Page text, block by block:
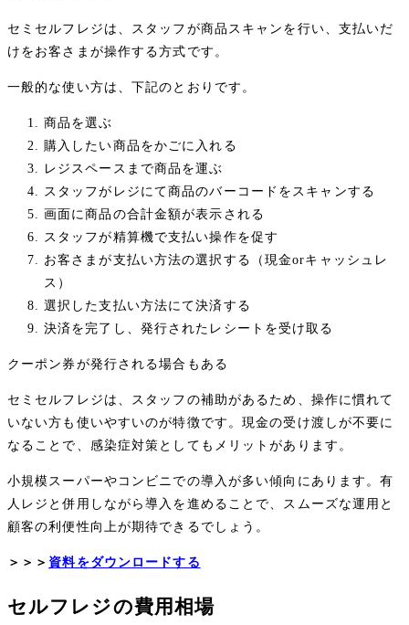
セミセルフレジは、スタッフが商品スキャンを行い、支払いだ
けをお客さまが操作する方式です。
一般的な使い方は、下記のとおりです。
商品を選ぶ
購入したい商品をかごに入れる
レジスペースまで商品を運ぶ
スタッフがレジにて商品のバーコードをスキャンする
画面に商品の合計金額が表示される
スタッフが精算機で支払い操作を促す
お客さまが支払い方法の選択する（現金orキャッシュレ
ス）
選択した支払い方法にて決済する
決済を完了し、発行されたレシートを受け取る
クーポン券が発行される場合もある
セミセルフレジは、スタッフの補助があるため、操作に慣れて
いない方も使いやすいのが特徴です。現金の受け渡しが不要に
なることで、感染症対策としてもメリットがあります。
小規模スーパーやコンビニでの導入が多い傾向にあります。有
人レジと併用しながら導入を進めることで、スムーズな運用と
顧客の利便性向上が期待できるでしょう。
＞＞＞ 資料をダウンロードする
セルフレジの費用相場